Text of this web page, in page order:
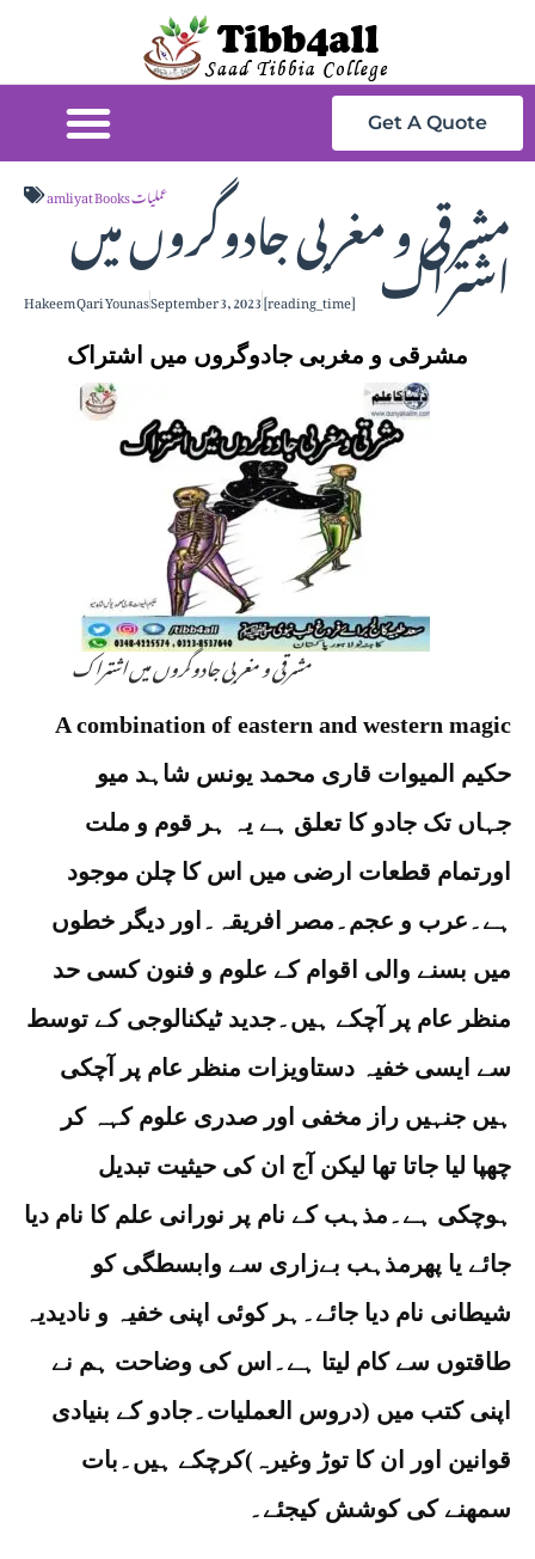
Get A Quote
amliyat Books عملیات
مشرقی و مغربی جادوگروں میں
اشتراک Hakeem Qari YounasSeptember 3, 2023[reading_time]
مشرقی و مغربی جادوگروں میں اشتراک
مشرقی و مغربی جادوگروں میں اشتراک
A combination of eastern and western magic
حکیم المیوات قاری محمد یونس شاہد میو
جہاں تک جادو کا تعلق ہے یہ ہر قوم و ملت
اورتمام قطعات ارضی میں اس کا چلن موجود
ہے۔عرب و عجم۔مصر افریقہ۔اور دیگر خطوں
میں بسنے والی اقوام کے علوم و فنون کسی حد
منظر عام پر آچکے ہیں۔جدید ٹیکنالوجی کے توسط
سے ایسی خفیہ دستاویزات منظر عام پر آچکی
ہیں جنہیں راز مخفی اور صدری علوم کہہ کر
چھپا لیا جاتا تھا لیکن آج ان کی حیثیت تبدیل
ہوچکی ہے۔مذہب کے نام پر نورانی علم کا نام دیا
جائے یا پھرمذہب بےزاری سے وابسطگی کو
شیطانی نام دیا جائے۔ہر کوئی اپنی خفیہ و نادیدیہ
طاقتوں سے کام لیتا ہے۔اس کی وضاحت ہم نے
اپنی کتب میں (دروس العملیات۔جادو کے بنیادی
قوانین اور ان کا توڑ وغیرہ)کرچکے ہیں۔بات
سمھنے کی کوشش کیجئے۔